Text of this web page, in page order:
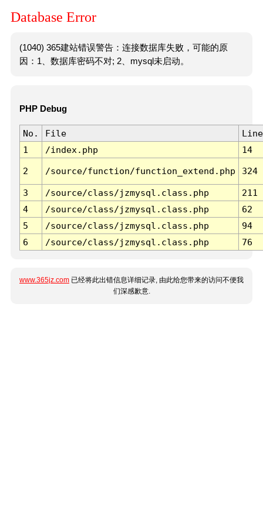
Database Error
(1040) 365建站错误警告：连接数据库失败，可能的原
因：1、数据库密码不对; 2、mysql未启动。
PHP Debug
No. File
Line
1
/index.php 14
2 /source/function/function_extend.php 324
3 /source/class/jzmysql.class.php
211
4
/source/class/jzmysql.class.php
62
5
/source/class/jzmysql.class.php
94
6
/source/class/jzmysql.class.php 76
www.365jz.com 已经将此出错信息详细记录, 由此给您带来的访问不便我
们深感歉意.